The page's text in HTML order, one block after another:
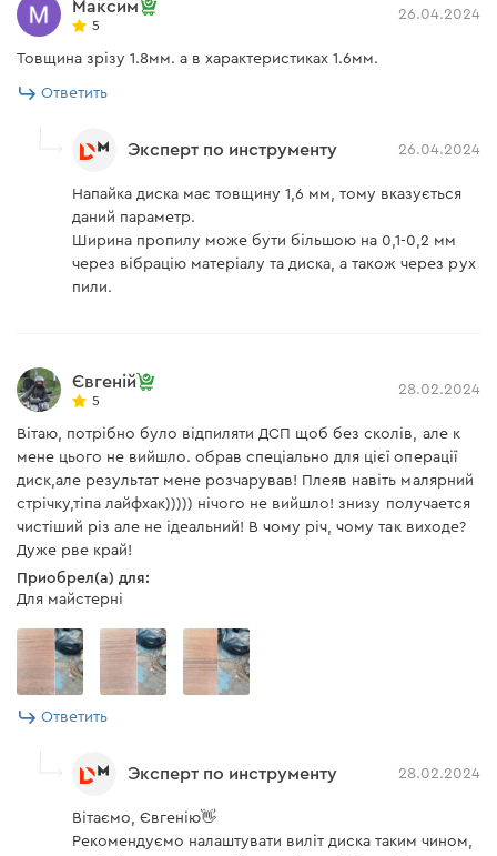
Максим
5
26.04.2024
Товщина зрізу 1.8мм. а в характеристиках 1.6мм.
Ответить
Эксперт по инструменту 26.04.2024
Напайка диска має товщину 1,6 мм, тому вказується
даний параметр.
Ширина пропилу може бути більшою на 0,1-0,2 мм
через вібрацію матеріалу та диска, а також через рух
пили.
Євгеній
5
28.02.2024
Вітаю, потрібно було відпиляти ДСП щоб без сколів, але к
мене цього не вийшло. обрав спеціально для цієї операції
диск,але результат мене розчарував! Плеяв навіть малярний
стрічку,тіпа лайфхак))))) нічого не вийшло! знизу получается
чистіший різ але не ідеальний! В чому річ, чому так виходе?
Дуже рве край!
Приобрел(а) для:
Для майстерні
Ответить
Эксперт по инструменту 28.02.2024
Вітаємо, Євгенію👋
Рекомендуємо налаштувати виліт диска таким чином,